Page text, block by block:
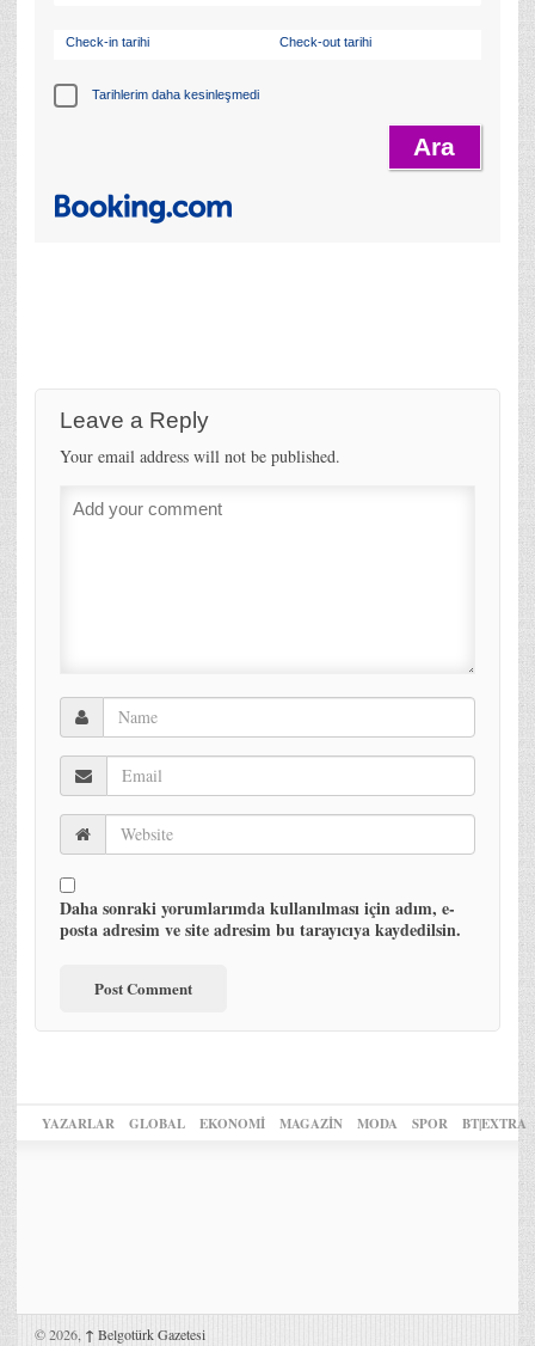
Check-in tarihi Check-out tarihi
Tarihlerim daha kesinleşmedi
Leave a Reply
Your email address will not be published.
Daha sonraki yorumlarımda kullanılması için adım, e-
posta adresim ve site adresim bu tarayıcıya kaydedilsin.
YAZARLAR GLOBAL EKONOMİ MAGAZİN MODA SPOR BT|EXTRA
© 2026, ↑ Belgotürk Gazetesi